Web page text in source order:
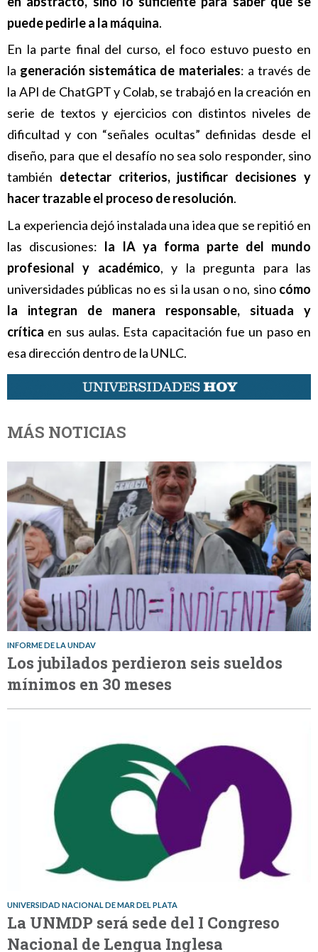
puede pedirle a la máquina.
En la parte final del curso, el foco estuvo puesto en
la generación sistemática de materiales: a través de
la API de ChatGPT y Colab, se trabajó en la creación en
serie de textos y ejercicios con distintos niveles de
dificultad y con “señales ocultas” definidas desde el
diseño, para que el desafío no sea solo responder, sino
también detectar criterios, justificar decisiones y
hacer trazable el proceso de resolución.
La experiencia dejó instalada una idea que se repitió en
las discusiones: la IA ya forma parte del mundo
profesional y académico, y la pregunta para las
universidades públicas no es si la usan o no, sino cómo
la integran de manera responsable, situada y
crítica en sus aulas. Esta capacitación fue un paso en
esa dirección dentro de la UNLC.
MÁS NOTICIAS
INFORME DE LA UNDAV
Los jubilados perdieron seis sueldos
mínimos en 30 meses
UNIVERSIDAD NACIONAL DE MAR DEL PLATA
La UNMDP será sede del I Congreso
Nacional de Lengua Inglesa